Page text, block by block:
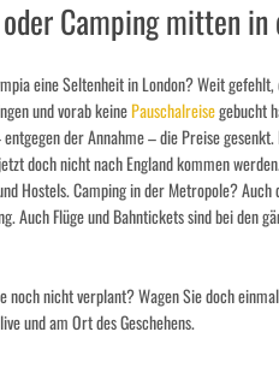
Camping mitten
eine Seltenheit in London? Weit
und vorab keinePauschalreisegebucht
der Annahme – die Preise
doch nicht nach England kommen
Hostels. Camping in der Metropole? Auch
Auch Flüge und Bahntickets sind bei den
nicht verplant? Wagen Sie doch
und am Ort des Geschehens.